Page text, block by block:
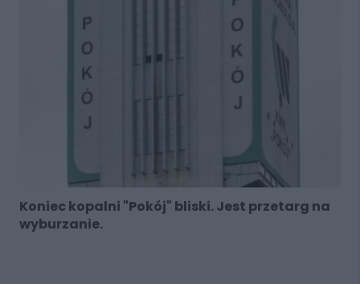
Koniec kopalni "Pokój" bliski. Jest przetarg na
wyburzanie.